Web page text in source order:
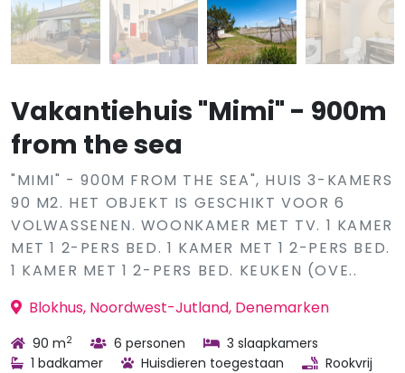
Vakantiehuis "Mimi" - 900m
from the sea
"MIMI" - 900M FROM THE SEA", HUIS 3-KAMERS
90 M2. HET OBJEKT IS GESCHIKT VOOR 6
VOLWASSENEN. WOONKAMER MET TV. 1 KAMER
MET 1 2-PERS BED. 1 KAMER MET 1 2-PERS BED.
1 KAMER MET 1 2-PERS BED. KEUKEN (OVE..
Blokhus, Noordwest-Jutland, Denemarken
90 m2 6 personen
3 slaapkamers
1 badkamer
Huisdieren toegestaan Rookvrij